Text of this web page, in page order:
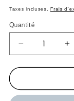
habituel
Taxes incluses.Frais
Quantité
Réduire
la
quantité
Twig
la